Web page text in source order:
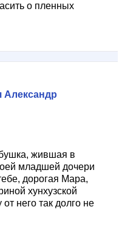
о пленных
жившая в
младшей дочери
дорогая Мара,
хунхузской
него так долго не